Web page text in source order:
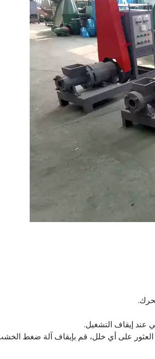
عند إيقاف التشغيل.
تم العثور على أي خلل، قم بإيقاف آلة ضغط